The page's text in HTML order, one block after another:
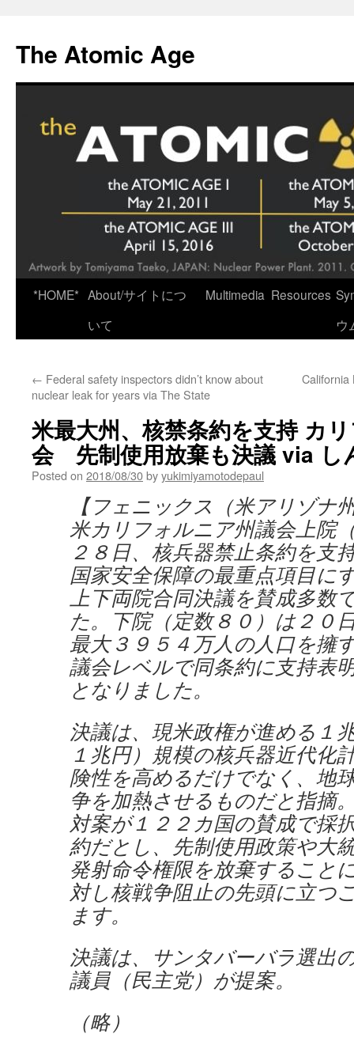
content
The Atomic Age
*HOME* About/サイトにつ
いて
Multimedia Resources
ウ
← Federal safety inspectors didn’t know about
nuclear leak for years via The State
California
米最大州、核禁条約を支持 カ
会 先制使用放棄も決議 via し
Posted on 2018/08/30byyukimiyamotodepaul
【フェニックス（米アリゾナ
米カリフォルニア州議会上院
２８日、核兵器禁止条約を支
国家安全保障の最重点項目に
上下両院合同決議を賛成多数
た。下院（定数８０）は２０
最大３９５４万人の人口を擁
議会レベルで同条約に支持表
となりました。
決議は、現米政権が進める１
１兆円）規模の核兵器近代化
険性を高めるだけでなく、地
争を加熱させるものだと指摘
対案が１２２カ国の賛成で採
約だとし、先制使用政策や大
発射命令権限を放棄すること
対し核戦争阻止の先頭に立つ
ます。
決議は、サンタバーバラ選出
議員（民主党）が提案。
（略）